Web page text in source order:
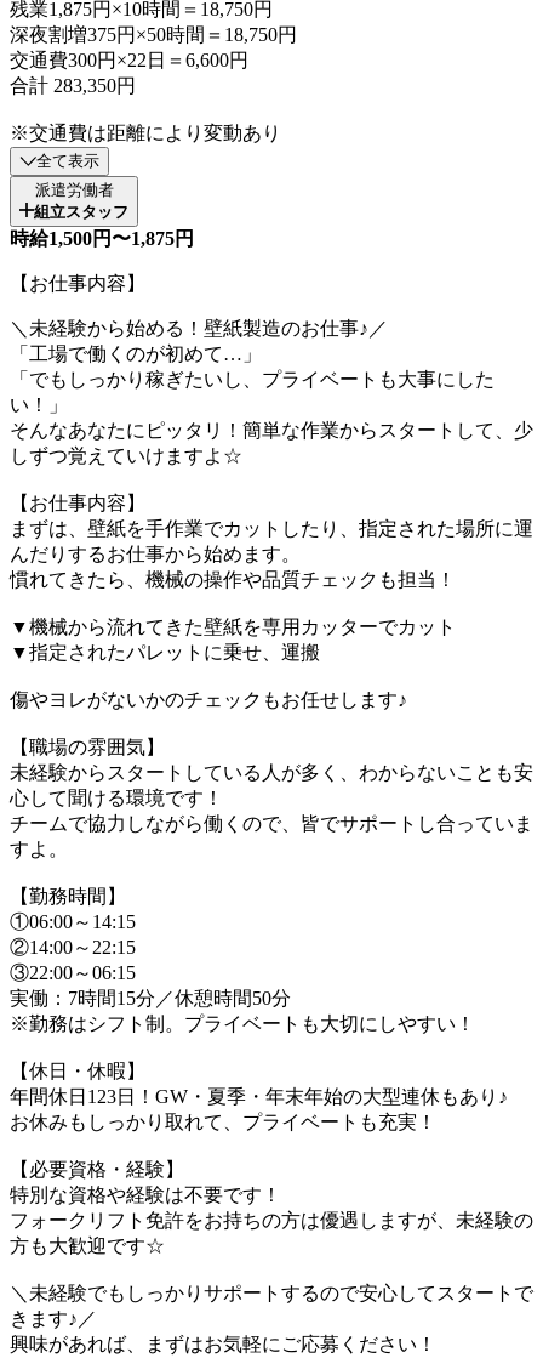
残業1,875円×10時間＝18,750円
深夜割増375円×50時間＝18,750円
交通費300円×22日＝6,600円
合計 283,350円
※交通費は距離により変動あり
全て表示
派遣労働者
組立スタッフ
時給1,500円〜1,875円
【お仕事内容】
＼未経験から始める！壁紙製造のお仕事♪／
「工場で働くのが初めて…」
「でもしっかり稼ぎたいし、プライベートも大事にした
い！」
そんなあなたにピッタリ！簡単な作業からスタートして、少
しずつ覚えていけますよ☆
【お仕事内容】
まずは、壁紙を手作業でカットしたり、指定された場所に運
んだりするお仕事から始めます。
慣れてきたら、機械の操作や品質チェックも担当！
▼機械から流れてきた壁紙を専用カッターでカット
▼指定されたパレットに乗せ、運搬
傷やヨレがないかのチェックもお任せします♪
【職場の雰囲気】
未経験からスタートしている人が多く、わからないことも安
心して聞ける環境です！
チームで協力しながら働くので、皆でサポートし合っていま
すよ。
【勤務時間】
①06:00～14:15
②14:00～22:15
③22:00～06:15
実働：7時間15分／休憩時間50分
※勤務はシフト制。プライベートも大切にしやすい！
【休日・休暇】
年間休日123日！GW・夏季・年末年始の大型連休もあり♪
お休みもしっかり取れて、プライベートも充実！
【必要資格・経験】
特別な資格や経験は不要です！
フォークリフト免許をお持ちの方は優遇しますが、未経験の
方も大歓迎です☆
＼未経験でもしっかりサポートするので安心してスタートで
きます♪／
興味があれば、まずはお気軽にご応募ください！